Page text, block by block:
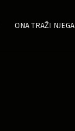
ONA TRAŽI NJEGA